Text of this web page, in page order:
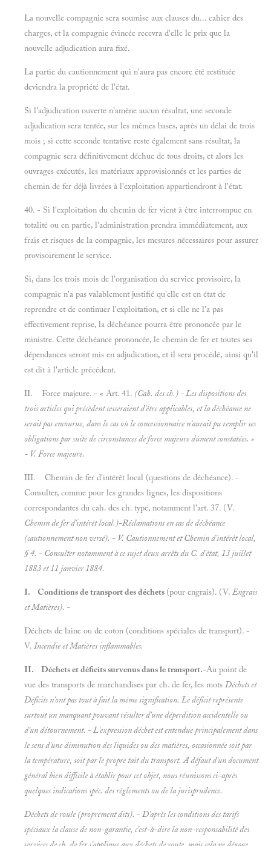
La nouvelle compagnie sera soumise aux clauses du... cahier des
charges, et la compagnie évincée recevra d'elle le prix que la
nouvelle adjudication aura fixé.
La partie du cautionnement qui n'aura pas encore été restituée
deviendra la propriété de l'état.
Si l'adjudication ouverte n'amène aucun résultat, une seconde
adjudication sera tentée, sur les mêmes bases, après un délai de trois
mois ; si cette seconde tentative reste également sans résultat, la
compagnie sera définitivement déchue de tous droits, et alors les
ouvrages exécutés, les matériaux approvisionnés et les parties de
chemin de fer déjà livrées à l'exploitation appartiendront à l'état.
40. - Si l'exploitation du chemin de fer vient à être interrompue en
totalité ou en partie, l'administration prendra immédiatement, aux
frais et risques de la compagnie, les mesures nécessaires pour assurer
provisoirement le service.
Si, dans les trois mois de l'organisation du service provisoire, la
compagnie n'a pas valablement justifié qu'elle est en état de
reprendre et de continuer l'exploitation, et si elle ne l'a pas
effectivement reprise, la déchéance pourra être prononcée par le
ministre. Cette déchéance prononcée, le chemin de fer et toutes ses
dépendances seront mis en adjudication, et il sera procédé, ainsi qu'il
est dit à l'article précédent.
II. Force majeure. - « Art. 41. (Cah. des ch.) - Les dispositions des
trois articles qui précèdent cesseraient d'être applicables, et la déchéance ne
serait pas encourue, dans le cas où le concessionnaire n'aurait pu remplir ses
obligations par suite de circonstances de force majeure dûment constatées. »
- V.Force majeure.
III. Chemin de fer d'intérêt local (questions de déchéance). -
Consulter, comme pour les grandes lignes, les dispositions
correspondantes du cah. des ch. type, notamment l'art. 37. (V.
Chemin de fer d'intérêt local.)-Réclamations en cas de déchéance
(cautionnement non versé). - V. Cautionnement etChemin d'intérêt local,
§ 4. - Consulter notamment à ce sujet deux arrêts du C. d'état, 13 juillet
1883 et 11 janvier 1884.
I. Conditions de transport des déchets (pour engrais). (V. Engrais
etMatières). -
Déchets de laine ou de coton (conditions spéciales de transport). -
V. Incendie etMatières inflammables.
II. Déchets et déficits survenus dans le transport.-Au point de
vue des transports de marchandises par ch. de fer, les mots Déchets et
Déficits n'ont pas tout à fait la même signification. Ledéficit représente
surtout un manquant pouvant résulter d'une déperdition accidentelle ou
d'un détournement. - L'expressiondéchet est entendue principalement dans
le sens d'une diminution des liquides ou des matières, occasionnée soit par
la température, soit par le propre tait du transport. A défaut d'un document
général bien difficile à établir pour cet objet, nous réunissons ci-après
quelques indications spéc. des règlements ou de la jurisprudence.
Déchets de roule (proprement dits). - D'après les conditions des tarifs
spéciaux laclause de non-garantie, c'est-à-dire la non-responsabilité des